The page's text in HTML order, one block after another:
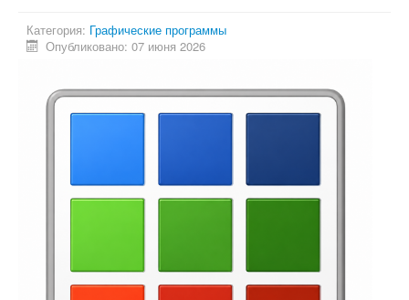
Инструкции
Конференция
Категория: Графические программы
Опубликовано: 07 июня 2026